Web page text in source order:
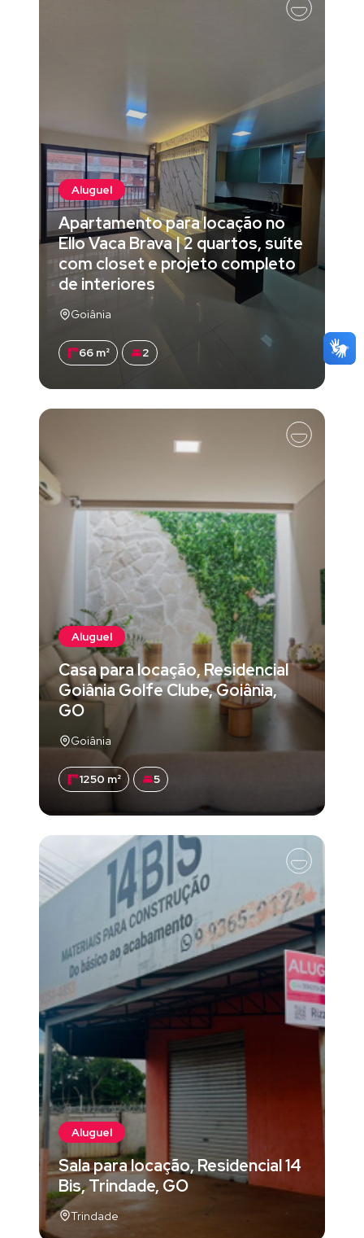
Aluguel
Apartamento para locação no
Ello Vaca Brava | 2 quartos, suíte
com closet e projeto completo
de interiores
Goiânia
66 m² 2
Aluguel
Casa para locação, Residencial
Goiânia Golfe Clube, Goiânia,
GO
Goiânia
1250 m² 5
Aluguel
Sala para locação, Residencial 14
Bis, Trindade, GO
Trindade